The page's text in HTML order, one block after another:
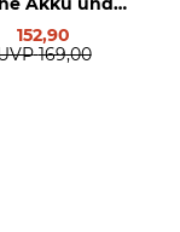
152,90
169,00